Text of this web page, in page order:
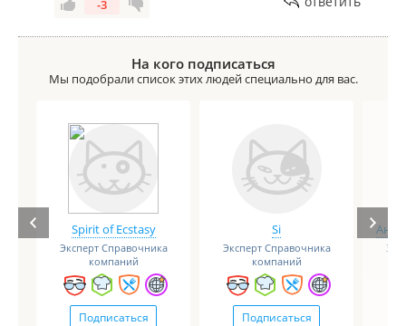
-3
На кого подписаться
Мы подобрали список этих людей специально для вас.
Spirit of Ecstasy
Эксперт Справочника
компаний
Подписаться
Si
Эксперт Справочника
компаний
Подписаться